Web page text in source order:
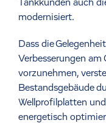
Tankkunden auch
modernisiert.
Dass die
Verbesserungen am
vorzunehmen,
Bestandsgebäude
Wellprofilplatten
energetisch